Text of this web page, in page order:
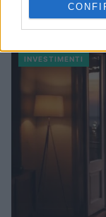
Continua a
INVESTIMENTI